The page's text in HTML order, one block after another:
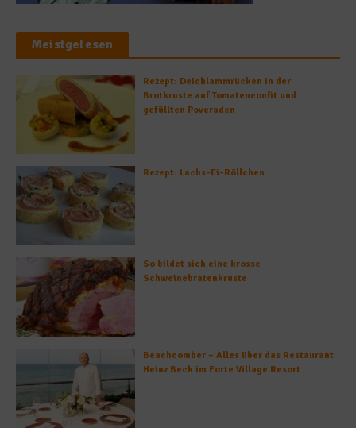
Meistgelesen
Rezept: Deichlammrücken in der
Brotkruste auf Tomatenconfit und
gefüllten Poveraden
Rezept: Lachs-Ei-Röllchen
So bildet sich eine krosse
Schweinebratenkruste
Beachcomber – Alles über das Restaurant
Heinz Beck im Forte Village Resort